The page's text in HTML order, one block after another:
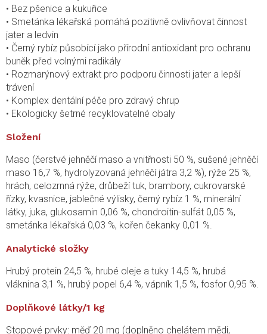
• Bez pšenice a kukuřice
• Smetánka lékařská pomáhá pozitivně ovlivňovat činnost
jater a ledvin
• Černý rybíz působící jako přírodní antioxidant pro ochranu
buněk před volnými radikály
• Rozmarýnový extrakt pro podporu činnosti jater a lepší
trávení
• Komplex dentální péče pro zdravý chrup
• Ekologicky šetrné recyklovatelné obaly
Složení
Maso (čerstvé jehněčí maso a vnitřnosti 50 %, sušené jehněčí
maso 16,7 %, hydrolyzovaná jehněčí játra 3,2 %), rýže 25 %,
hrách, celozrnná rýže, drůbeží tuk, brambory, cukrovarské
řízky, kvasnice, jablečné výlisky, černý rybíz 1 %, minerální
látky, juka, glukosamin 0,06 %, chondroitin-sulfát 0,05 %,
smetánka lékařská 0,03 %, kořen čekanky 0,01 %.
Analytické složky
Hrubý protein 24,5 %, hrubé oleje a tuky 14,5 %, hrubá
vláknina 3,1 %, hrubý popel 6,4 %, vápník 1,5 %, fosfor 0,95 %.
Doplňkové látky/1 kg
Stopové prvky: měď 20 mg (doplněno chelátem mědi,